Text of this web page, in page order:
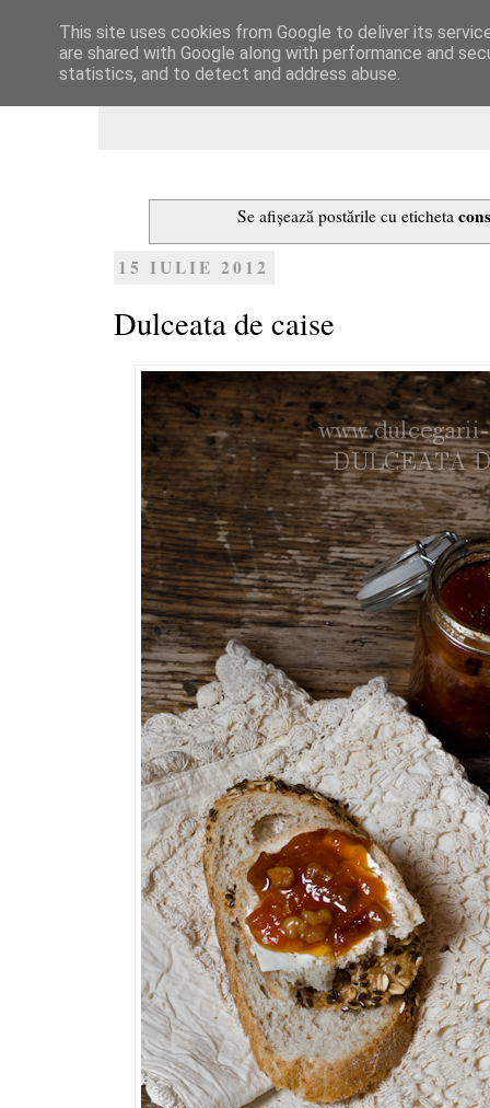
Dulcegarii culinare
Se afișează postările cu eticheta
15 IULIE 2012
Dulceata de caise
This site uses cookies from Google to deliver its
are shared with Google along with performance and
statistics, and to detect and address abuse.